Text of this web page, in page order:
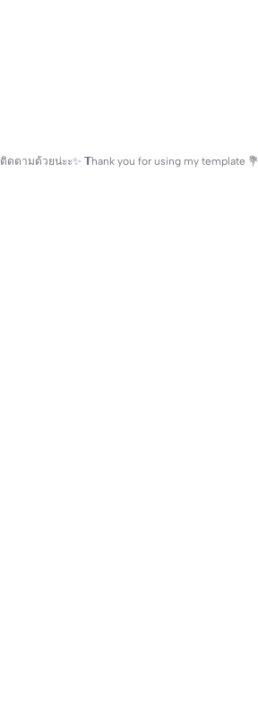
ามด้วยน่ะะ✨ 𝗧hank you for using my template 💐